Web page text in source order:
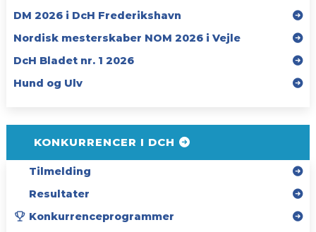
DM 2026 i DcH Frederikshavn
Nordisk mesterskaber NOM 2026 i Vejle
DcH Bladet nr. 1 2026
Hund og Ulv
KONKURRENCER I DCH
Tilmelding
Resultater
Konkurrenceprogrammer